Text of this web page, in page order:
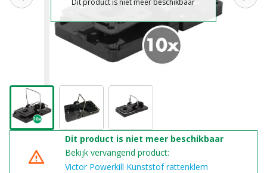
Dit product is niet meer beschikbaar
Bekijk vervangend product:
Victor Powerkill Kunststof rattenklem